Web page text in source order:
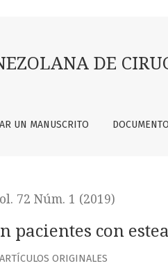
alcohólica
DE
UN MANUSCRITO
72 Núm. 1 (2019)
pacientes con
ARTÍCULOS ORIGINALES